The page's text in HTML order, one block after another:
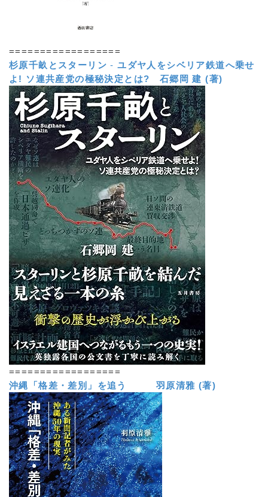
==================
杉原千畝とスターリン -ユダヤ人をシベリア鉄道へ乗せ
よ! ソ連共産党の極秘決定とは?
石郷岡 建 (著)
==================
沖縄「格差・差別」を追う 羽原清雅 (著)